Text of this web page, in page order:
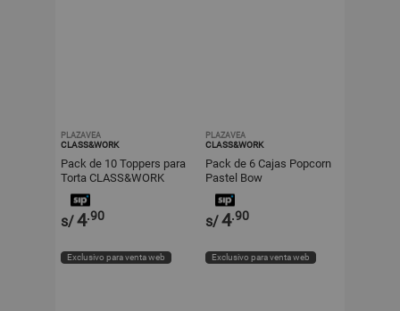
PLAZAVEA
CLASS&WORK
Pack de 10 Toppers para
Torta CLASS&WORK
s/4.90
Exclusivo para venta web
PLAZAVEA
CLASS&WORK
Pack de 6 Cajas Popcorn
Pastel Bow
CLASS&WORK
s/4.90
Exclusivo para venta web